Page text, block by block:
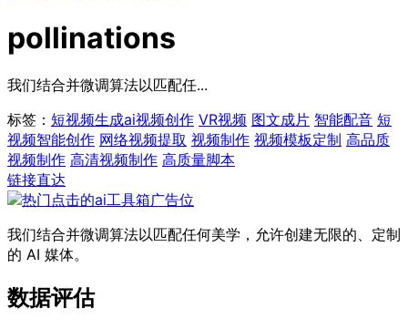
pollinations
我们结合并微调算法以匹配任...
标签： 短视频生成ai视频创作 VR视频 图文成片 智能配音 短
视频智能创作 网络视频提取 视频制作 视频模板定制 高品质
视频制作 高清视频制作 高质量脚本
链接直达
我们结合并微调算法以匹配任何美学，允许创建无限的、定制
的 AI 媒体。
数据评估